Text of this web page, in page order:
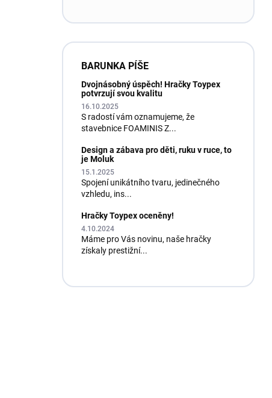
BARUNKA PÍŠE
Dvojnásobný úspěch! Hračky Toypex
potvrzují svou kvalitu
16.10.2025
S radostí vám oznamujeme, že
stavebnice FOAMINIS Z...
Design a zábava pro děti, ruku v ruce, to
je Moluk
15.1.2025
Spojení unikátního tvaru, jedinečného
vzhledu, ins...
Hračky Toypex oceněny!
4.10.2024
Máme pro Vás novinu, naše hračky
získaly prestižní...